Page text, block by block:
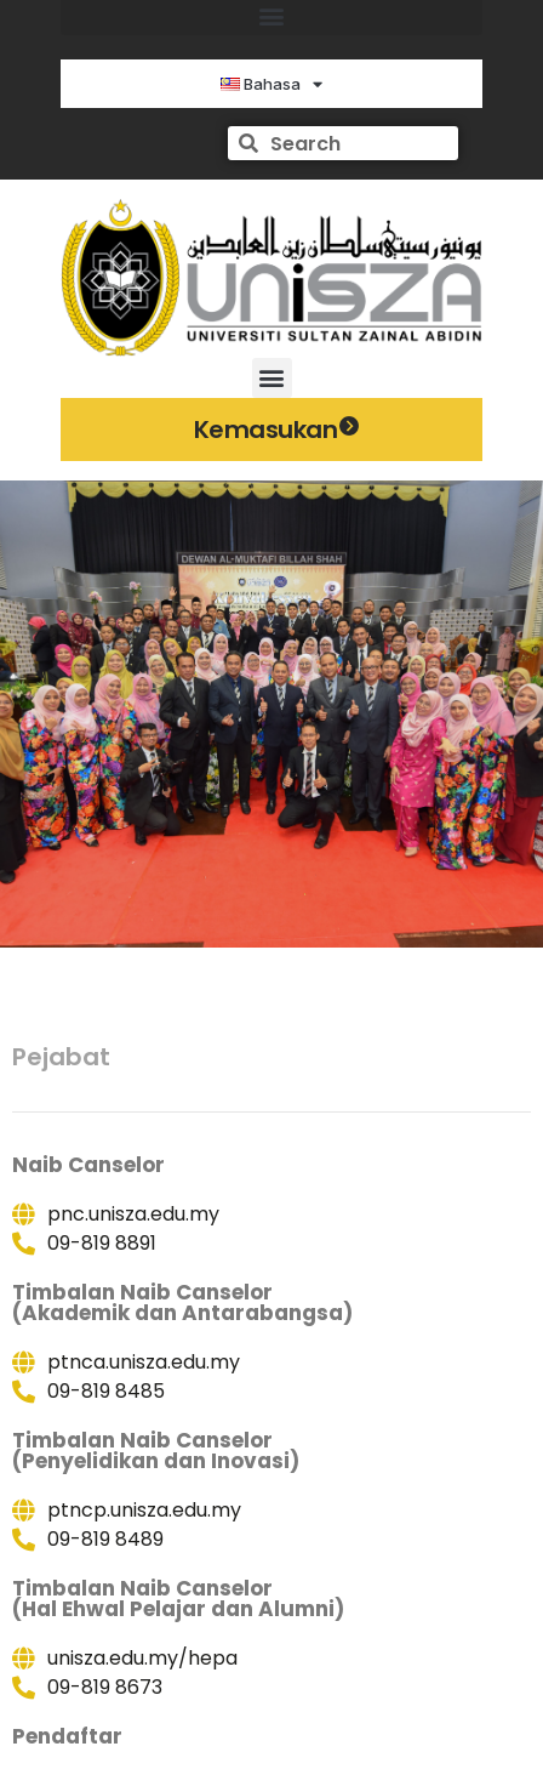
Bahasa
Kemasukan
Pejabat
Naib Canselor
pnc.unisza.edu.my
09-819 8891
Timbalan Naib Canselor
(Akademik dan Antarabangsa)
ptnca.unisza.edu.my
09-819 8485
Timbalan Naib Canselor
(Penyelidikan dan Inovasi)
ptncp.unisza.edu.my
09-819 8489
Timbalan Naib Canselor
(Hal Ehwal Pelajar dan Alumni)
unisza.edu.my/hepa
09-819 8673
Pendaftar